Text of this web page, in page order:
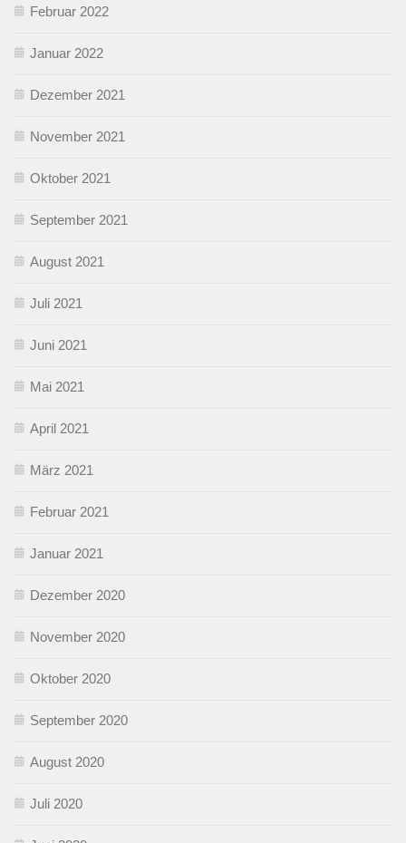
Februar 2022
Januar 2022
Dezember 2021
November 2021
Oktober 2021
September 2021
August 2021
Juli 2021
Juni 2021
Mai 2021
April 2021
März 2021
Februar 2021
Januar 2021
Dezember 2020
November 2020
Oktober 2020
September 2020
August 2020
Juli 2020